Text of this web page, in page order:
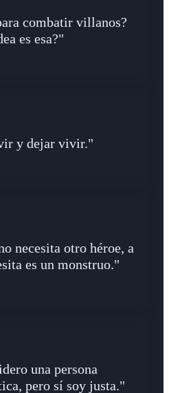
combatir villanos?
es esa?"
y dejar vivir."
necesita otro héroe, a
es un monstruo."
una persona
pero sí soy justa."